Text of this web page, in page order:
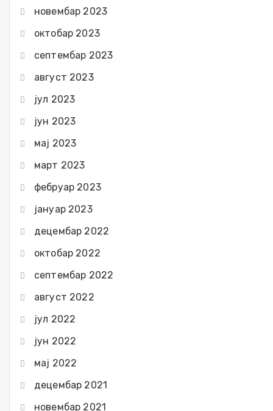
новембар 2023
октобар 2023
септембар 2023
август 2023
јул 2023
јун 2023
мај 2023
март 2023
фебруар 2023
јануар 2023
децембар 2022
октобар 2022
септембар 2022
август 2022
јул 2022
јун 2022
мај 2022
децембар 2021
новембар 2021